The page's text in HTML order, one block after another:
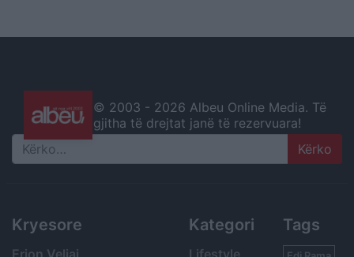
© 2003 - 2026 Albeu Online Media. Të
gjitha të drejtat janë të rezervuara!
Search
Kryesore
Erion Veliaj
Kategori
Lifestyle
Tags